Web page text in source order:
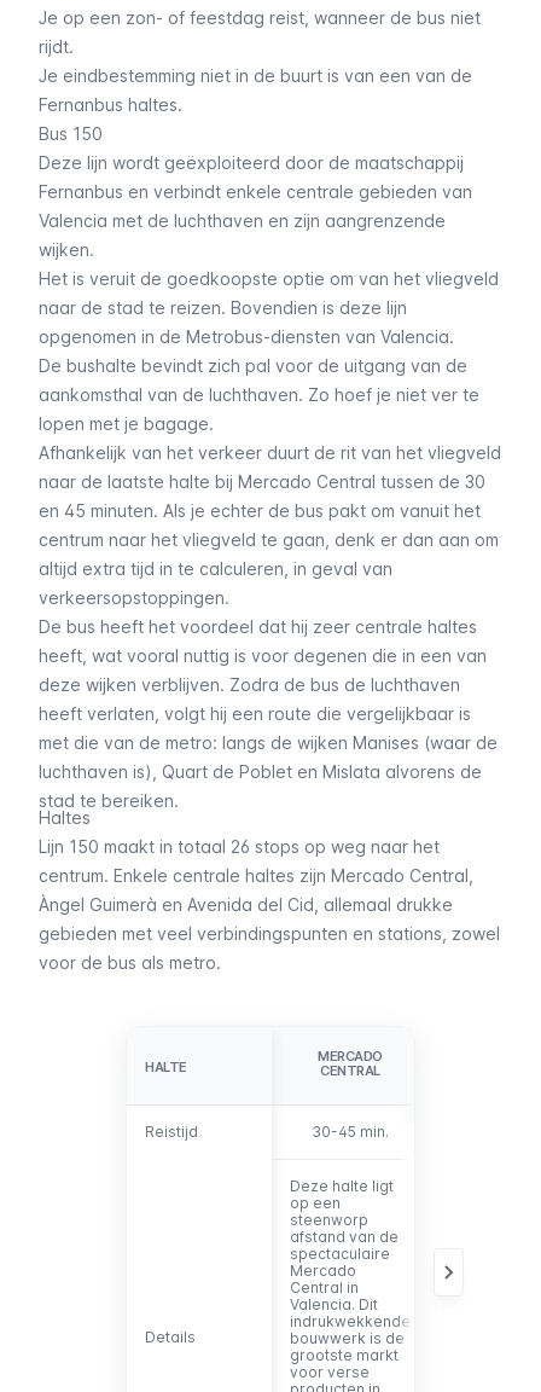
Je op een zon- of feestdag reist, wanneer de bus niet
rijdt.
Je eindbestemming niet in de buurt is van een van de
Fernanbus haltes.
Bus 150
Deze lijn wordt geëxploiteerd door de maatschappij
Fernanbus en verbindt enkele centrale gebieden van
Valencia met de luchthaven en zijn aangrenzende
wijken.
Het is veruit de goedkoopste optie om van het vliegveld
naar de stad te reizen. Bovendien is deze lijn
opgenomen in de Metrobus-diensten van Valencia.
De bushalte bevindt zich pal voor de uitgang van de
aankomsthal van de luchthaven. Zo hoef je niet ver te
lopen met je bagage.
Afhankelijk van het verkeer duurt de rit van het vliegveld
naar de laatste halte bij Mercado Central tussen de 30
en 45 minuten. Als je echter de bus pakt om vanuit het
centrum naar het vliegveld te gaan, denk er dan aan om
altijd extra tijd in te calculeren, in geval van
verkeersopstoppingen.
De bus heeft het voordeel dat hij zeer centrale haltes
heeft, wat vooral nuttig is voor degenen die in een van
deze wijken verblijven. Zodra de bus de luchthaven
heeft verlaten, volgt hij een route die vergelijkbaar is
met die van de metro: langs de wijken Manises (waar de
luchthaven is), Quart de Poblet en Mislata alvorens de
stad te bereiken.
Haltes
Lijn 150 maakt in totaal 26 stops op weg naar het
centrum. Enkele centrale haltes zijn Mercado Central,
Àngel Guimerà en Avenida del Cid , allemaal drukke
gebieden met veel verbindingspunten en stations, zowel
voor de bus als metro.
HALTE
Reistijd
Details
HALTE
MERCADO
CENTRAL
Reistijd 30-45 min.
Details
Deze halte ligt
op een
steenworp
afstand van de
spectaculaire
Mercado
Central in
Valencia. Dit
indrukwekkende
bouwwerk is de
grootste markt
voor verse
zeer goed